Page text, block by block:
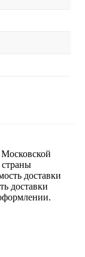
страны
доставки
доставки